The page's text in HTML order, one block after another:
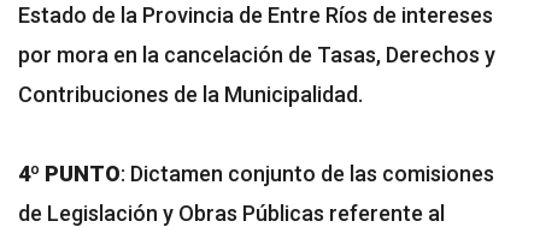
Estado de la Provincia de Entre Ríos de intereses
por mora en la cancelación de Tasas, Derechos y
Contribuciones de la Municipalidad.
4º PUNTO: Dictamen conjunto de las comisiones
de Legislación y Obras Públicas referente al